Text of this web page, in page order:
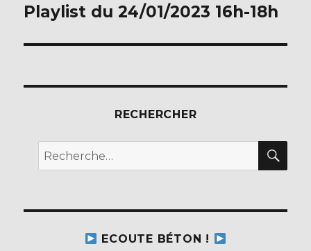
Publication
Playlist du 24/01/2023 16h-18h
RECHERCHER
Recherche
pour :
ECOUTE BÉTON !